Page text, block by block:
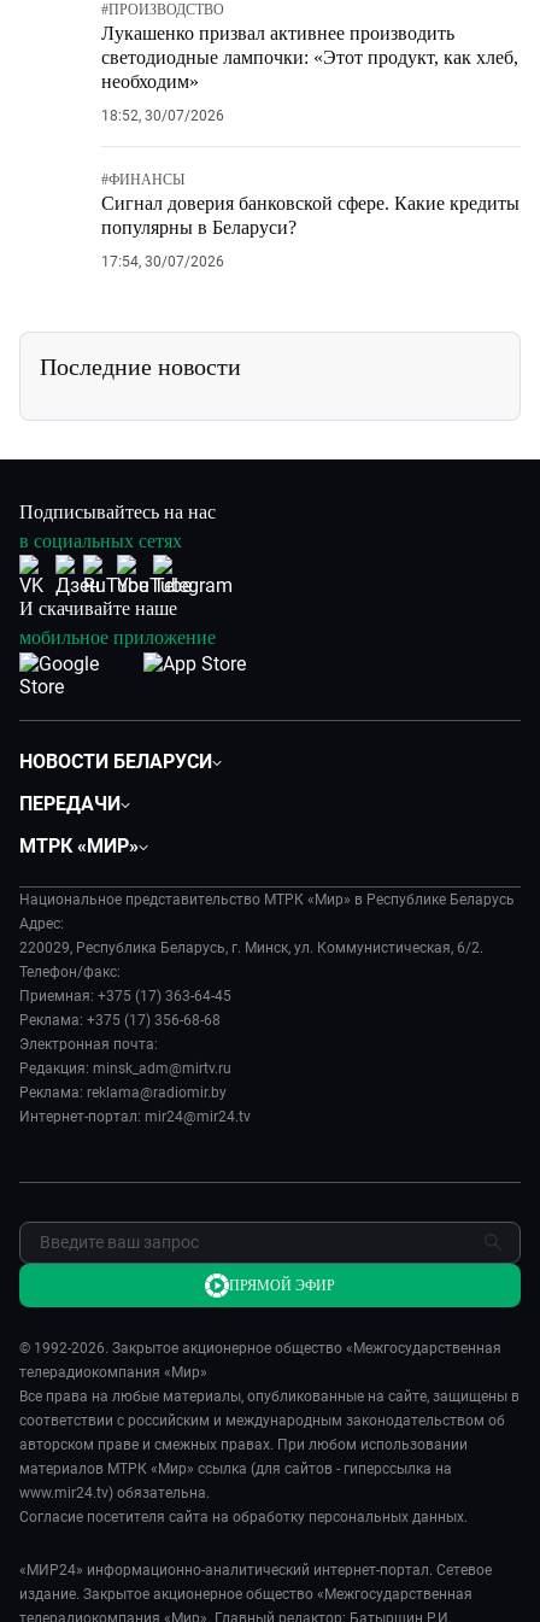
#ПРОИЗВОДСТВО
Лукашенко призвал активнее производить
светодиодные лампочки: «Этот продукт, как хлеб,
необходим»
18:52, 30/07/2026
#ФИНАНСЫ
Сигнал доверия банковской сфере. Какие кредиты
популярны в Беларуси?
17:54, 30/07/2026
Последние новости
Подписывайтесь на нас
в социальных сетях
И скачивайте наше
мобильное приложение
НОВОСТИ БЕЛАРУСИ
Экономика
Происшествия
Наука и технологии
Здоровье и медицина
Авто
Культура
Спорт
ПЕРЕДАЧИ
Все как у людей
Вместе выгодно
Евразия. Культурно
Евразия. Регионы
Наши иностранцы
Пять причин поехать в...
Сделано в Содружестве
МТРК «МИР»
История
Руководство
Лица мира
Новости
Пресса о нас
Карьера
Реклама
Национальное представительство МТРК «Мир» в Республике Беларусь
Адрес:
220029, Республика Беларусь, г. Минск, ул. Коммунистическая, 6/2.
Телефон/факс:
Приемная: +375 (17) 363-64-45
Реклама: +375 (17) 356-68-68
Электронная почта:
Редакция: minsk_adm@mirtv.ru
Реклама: reklama@radiomir.by
Интернет-портал: mir24@mir24.tv
© 1992-2026. Закрытое акционерное общество «Межгосударственная
телерадиокомпания «Мир»
Все права на любые материалы, опубликованные на сайте, защищены в
соответствии с российским и международным законодательством об
авторском праве и смежных правах. При любом использовании
материалов МТРК «Мир» ссылка (для сайтов - гиперссылка на
www.mir24.tv) обязательна.
Согласие посетителя сайта на обработку персональных данных.
«МИР24» информационно-аналитический интернет-портал. Сетевое
издание. Закрытое акционерное общество «Межгосударственная
телерадиокомпания «Мир». Главный редактор: Батыршин Р.И.
ПРЯМОЙ ЭФИР